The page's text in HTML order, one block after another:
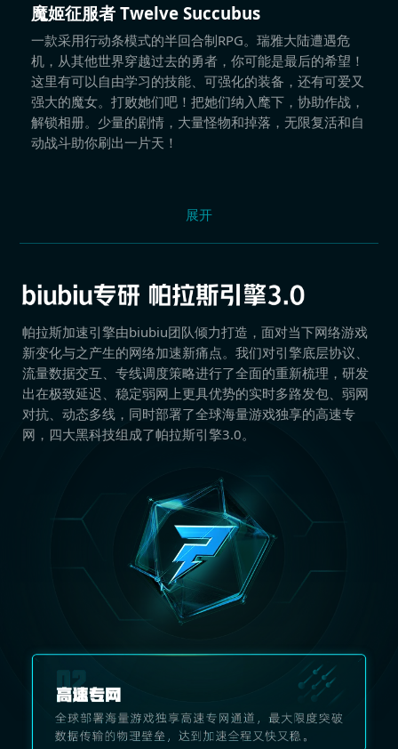
魔姬征服者 Twelve Succubus
一款采用行动条模式的半回合制RPG。瑞雅大陆遭遇危
机，从其他世界穿越过去的勇者，你可能是最后的希望！
这里有可以自由学习的技能、可强化的装备，还有可爱又
强大的魔女。打败她们吧！把她们纳入麾下，协助作战，
解锁相册。少量的剧情，大量怪物和掉落，无限复活和自
动战斗助你刷出一片天！
展开
帕拉斯加速引擎由biubiu团队倾力打造，面对当下网络游戏
新变化与之产生的网络加速新痛点。我们对引擎底层协议、
流量数据交互、专线调度策略进行了全面的重新梳理，研发
出在极致延迟、稳定弱网上更具优势的实时多路发包、弱网
对抗、动态多线，同时部署了全球海量游戏独享的高速专
网，四大黑科技组成了帕拉斯引擎3.0。